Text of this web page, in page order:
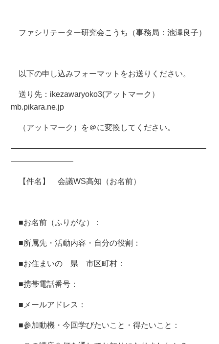
ファシリテーター研究会こうち（事務局：池澤良子）
以下の申し込みフォーマットをお送りください。
送り先：ikezawaryoko3(アットマーク）
mb.pikara.ne.jp
（アットマーク）を＠に変換してください。
―――――――――――――――――――――――――
――――――――
【件名】 会議WS高知（お名前）
■お名前（ふりがな）：
■所属先・活動内容・自分の役割：
■お住まいの 県 市区町村：
■携帯電話番号：
■メールアドレス：
■参加動機・今回学びたいこと・得たいこと：